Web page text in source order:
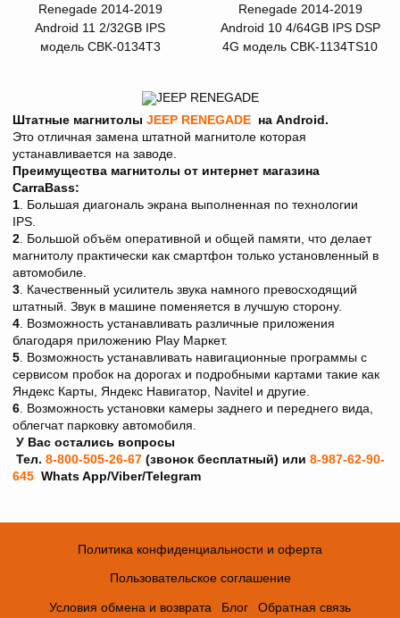
Renegade 2014-2019
Android 11 2/32GB IPS
модель CBK-0134T3
Renegade 2014-2019
Android 10 4/64GB IPS DSP
4G модель CBK-1134TS10
Штатные магнитолы JEEP RENEGADE на Android.
Это отличная замена штатной магнитоле которая
устанавливается на заводе.
Преимущества магнитолы от интернет магазина
CarraBass:
1 . Большая диагональ экрана выполненная по технологии
IPS.
2 . Большой объём оперативной и общей памяти, что делает
магнитолу практически как смартфон только установленный в
автомобиле.
3 . Качественный усилитель звука намного превосходящий
штатный. Звук в машине поменяется в лучшую сторону.
4 . Возможность устанавливать различные приложения
благодаря приложению Play Maркет.
5 . Возможность устанавливать навигационные программы с
сервисом пробок на дорогах и подробными картами такие как
Яндекс Карты, Яндекс Навигатор, Navitel и другие.
6 . Возможность установки камеры заднего и переднего вида,
облегчат парковку автомобиля.
У Вас остались вопросы
Тел. 8-800-505-26-67 (звонок бесплатный) или 8-987-62-90-
645 Whats App/Viber/Telegram
Политика конфиденциальности и оферта
Пользовательское соглашение
Условия обмена и возврата Блог Обратная связь